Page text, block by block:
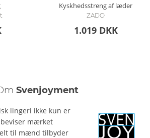
Kyskhedsstreng af læder
ZADO
1.019 DKK
Svenjoyment
lingeri ikke kun er
mærket
til mænd tilbyder